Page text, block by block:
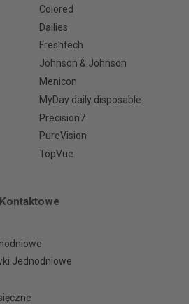
Colored
Dailies
Freshtech
Johnson & Johnson
Menicon
MyDay daily disposable
Precision7
PureVision
TopVue
Jednodniowe